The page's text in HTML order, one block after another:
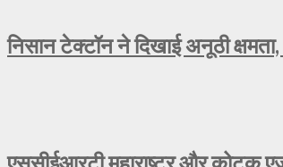
निसान टेक्टॉन ने दिखाई अनूठी